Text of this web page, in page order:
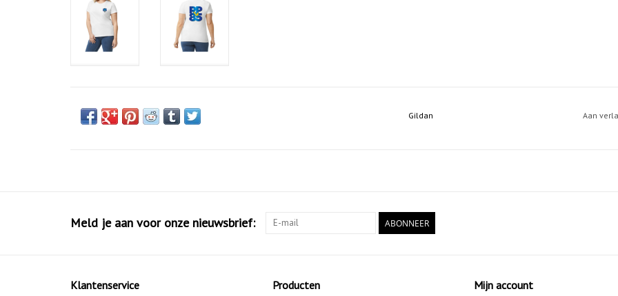
Gildan Aan
Meld je aan voor onze nieuwsbrief: ABONNEER
Klantenservice Producten Mijn account